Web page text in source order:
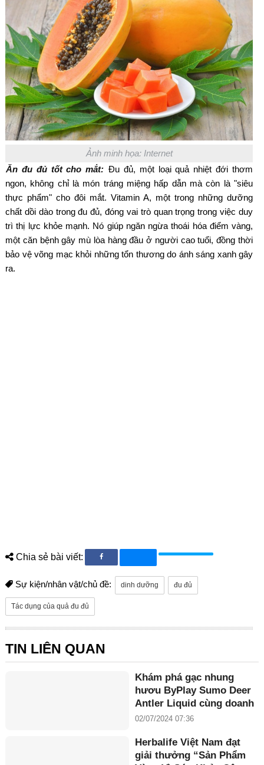
Ảnh minh họa: Internet
Ăn đu đủ tốt cho mắt: Đu đủ, một loại quả nhiệt đới thơm
ngon, không chỉ là món tráng miệng hấp dẫn mà còn là "siêu
thực phẩm" cho đôi mắt. Vitamin A, một trong những dưỡng
chất dồi dào trong đu đủ, đóng vai trò quan trọng trong việc duy
trì thị lực khỏe mạnh. Nó giúp ngăn ngừa thoái hóa điểm vàng,
một căn bệnh gây mù lòa hàng đầu ở người cao tuổi, đồng thời
bảo vệ võng mạc khỏi những tổn thương do ánh sáng xanh gây
ra.
Chia sẻ bài viết:
Sự kiện/nhân vật/chủ đề: dinh dưỡng đu đủ
Tác dụng của quả đu đủ
TIN LIÊN QUAN
Khám phá gạc nhung
hươu ByPlay Sumo Deer
Antler Liquid cùng doanh
nhân Maria Tuyền
02/07/2024 07:36
Herbalife Việt Nam đạt
giải thưởng “Sản Phẩm